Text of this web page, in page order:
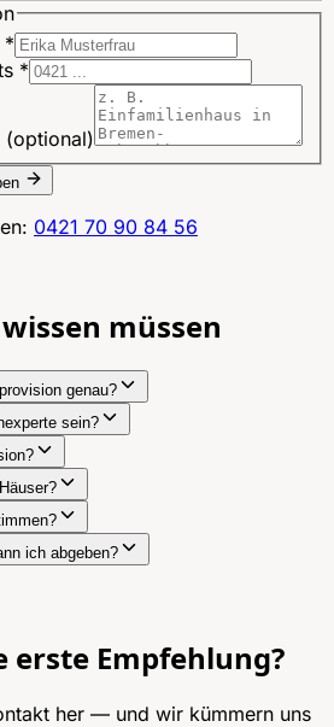
*
*
(optional)
0421 70 90 84 56
müssen
genau?
sein?
ich abgeben?
erste Empfehlung?
her — und wir kümmern uns